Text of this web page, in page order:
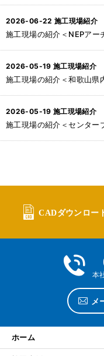
2026-06-22 施工現場紹介
施工現場の紹介＜NEPアー
2026-05-19 施工現場紹介
施工現場の紹介＜和歌山県
2026-05-19 施工現場紹介
施工現場の紹介＜センター
CADダウンロー
本
メ
ホーム